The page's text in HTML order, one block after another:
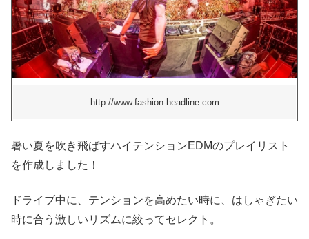
http://www.fashion-headline.com
暑い夏を吹き飛ばすハイテンションEDMのプレイリスト
を作成しました！
ドライブ中に、テンションを高めたい時に、はしゃぎたい
時に合う激しいリズムに絞ってセレクト。